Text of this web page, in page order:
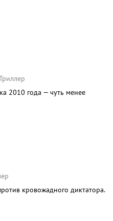
2010 года — чуть менее
кровожадного диктатора.